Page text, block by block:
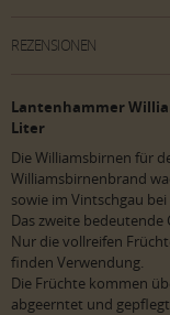
REZENSIONEN
Lantenhammer
Liter
Die Williamsbirnen für
Williamsbirnenbrand
sowie im Vintschgau
Das zweite bedeutende
Nur die vollreifen
finden Verwendung.
Die Früchte kommen
abgeerntet und